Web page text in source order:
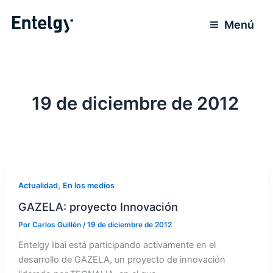
Menú
19 de diciembre de 2012
Actualidad, En los medios
GAZELA: proyecto Innovación
Por Carlos Guillén /19 de diciembre de 2012
Entelgy Ibai está participando activamente en el
desarrollo de GAZELA, un proyecto de innovación